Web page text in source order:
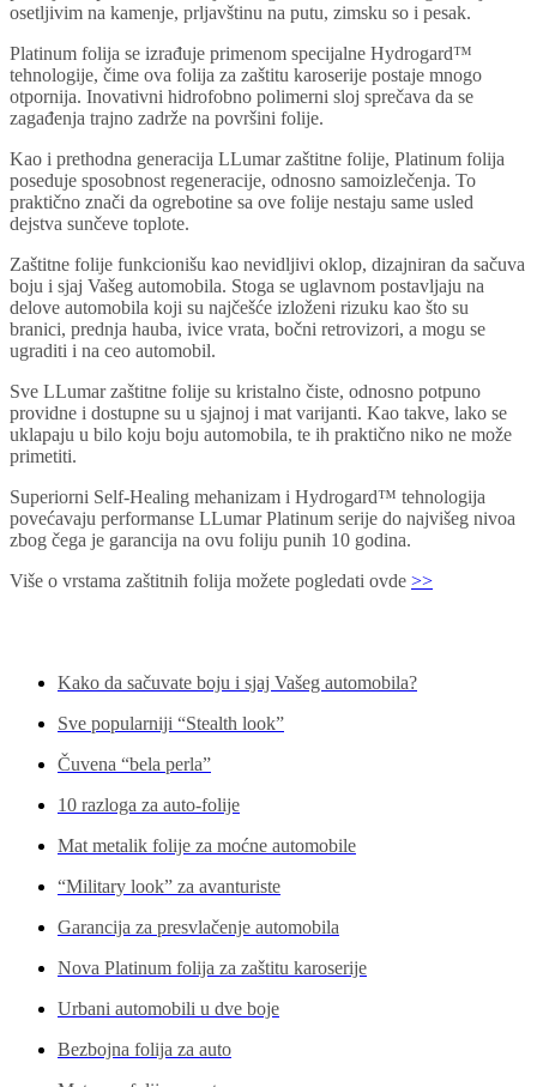
osetljivim na kamenje, prljavštinu na putu, zimsku so i pesak.
Platinum folija se izrađuje primenom specijalne Hydrogard™
tehnologije, čime ova folija za zaštitu karoserije postaje mnogo
otpornija. Inovativni hidrofobno polimerni sloj sprečava da se
zagađenja trajno zadrže na površini folije.
Kao i prethodna generacija LLumar zaštitne folije, Platinum folija
poseduje sposobnost regeneracije, odnosno samoizlečenja. To
praktično znači da ogrebotine sa ove folije nestaju same usled
dejstva sunčeve toplote.
Zaštitne folije funkcionišu kao nevidljivi oklop, dizajniran da sačuva
boju i sjaj Vašeg automobila. Stoga se uglavnom postavljaju na
delove automobila koji su najčešće izloženi rizuku kao što su
branici, prednja hauba, ivice vrata, bočni retrovizori, a mogu se
ugraditi i na ceo automobil.
Sve LLumar zaštitne folije su kristalno čiste, odnosno potpuno
providne i dostupne su u sjajnoj i mat varijanti. Kao takve, lako se
uklapaju u bilo koju boju automobila, te ih praktično niko ne može
primetiti.
Superiorni Self-Healing mehanizam i Hydrogard™ tehnologija
povećavaju performanse LLumar Platinum serije do najvišeg nivoa
zbog čega je garancija na ovu foliju punih 10 godina.
Više o vrstama zaštitnih folija možete pogledati ovde >>
Kako da sačuvate boju i sjaj Vašeg automobila?
Sve popularniji “Stealth look”
Čuvena “bela perla”
10 razloga za auto-folije
Mat metalik folije za moćne automobile
“Military look” za avanturiste
Garancija za presvlačenje automobila
Nova Platinum folija za zaštitu karoserije
Urbani automobili u dve boje
Bezbojna folija za auto